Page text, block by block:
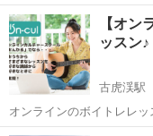
ス・ボーカルトレーニングしませ
阜では岐南町、関...
岐阜 関市
【オン
ッスン♪
古虎渓駅
オンラインのボイトレレッスンを受け
ースクール【おんかる】は現在新